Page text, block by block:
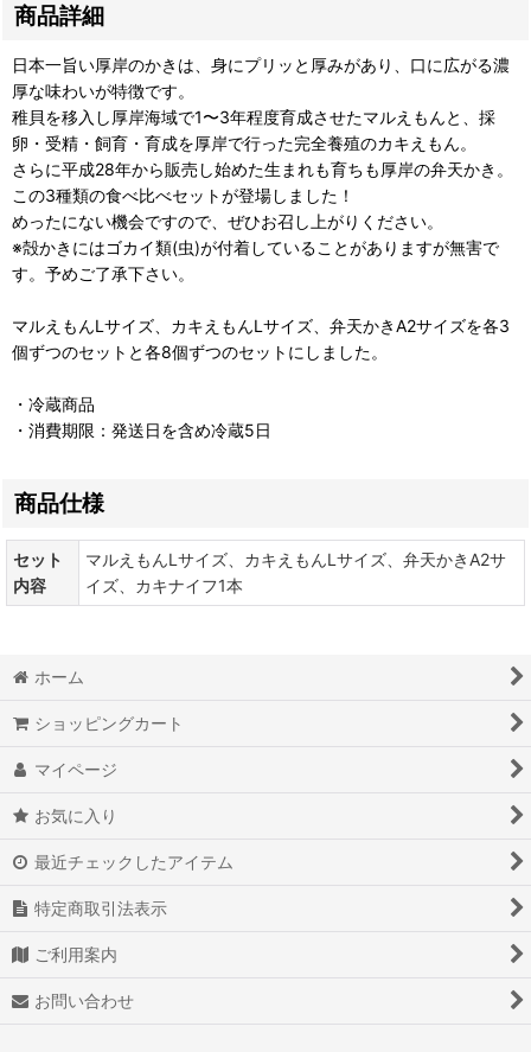
商品詳細
日本一旨い厚岸のかきは、身にプリッと厚みがあり、口に広がる濃
厚な味わいが特徴です。
稚貝を移入し厚岸海域で1〜3年程度育成させたマルえもんと、採
卵・受精・飼育・育成を厚岸で行った完全養殖のカキえもん。
さらに平成28年から販売し始めた生まれも育ちも厚岸の弁天かき。
この3種類の食べ比べセットが登場しました！
めったにない機会ですので、ぜひお召し上がりください。
※殻かきにはゴカイ類(虫)が付着していることがありますが無害で
す。予めご了承下さい。
マルえもんLサイズ、カキえもんLサイズ、弁天かきA2サイズを各3
個ずつのセットと各8個ずつのセットにしました。
・冷蔵商品
・消費期限：発送日を含め冷蔵5日
商品仕様
セット
内容
マルえもんLサイズ、カキえもんLサイズ、弁天かきA2サ
イズ、カキナイフ1本
ホーム
ショッピングカート
マイページ
お気に入り
最近チェックしたアイテム
特定商取引法表示
ご利用案内
お問い合わせ